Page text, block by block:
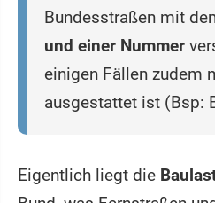
Bundesstraßen mit
und einer Nummer
einigen Fällen zudem
ausgestattet ist (Bsp:
Eigentlich liegt die